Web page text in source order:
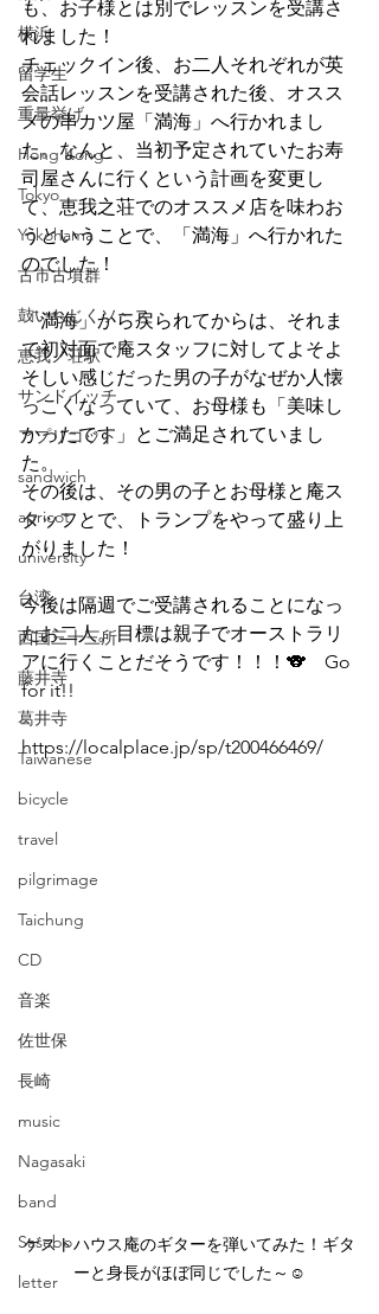
横浜
留学生
重量挙げ
Hong Kong
Tokyo
Yokohama
古市古墳群
鼓いちじくソース
恵我ノ荘駅
サンドイッチ
アプリコット
sandwich
apricot
university
台湾
西国三十三所
藤井寺
葛井寺
Taiwanese
bicycle
travel
pilgrimage
Taichung
CD
音楽
佐世保
長崎
music
Nagasaki
band
Sasebo
letter
も、お子様とは別でレッスンを受講さ
れました！
チェックイン後、お二人それぞれが英
会話レッスンを受講された後、オスス
メの串カツ屋「満海」へ行かれまし
た。なんと、当初予定されていたお寿
司屋さんに行くという計画を変更し
て、恵我之荘でのオススメ店を味わお
うということで、「満海」へ行かれた
のでした！
「満海」から戻られてからは、それま
で初対面で庵スタッフに対してよそよ
そしい感じだった男の子がなぜか人懐
っこくなっていて、お母様も「美味し
かったです」とご満足されていまし
た。
その後は、その男の子とお母様と庵ス
タッフとで、トランプをやって盛り上
がりました！
今後は隔週でご受講されることになっ
たお二人。目標は親子でオーストラリ
アに行くことだそうです！！！🐨　Go
for it!!
https://localplace.jp/sp/t200466469/
ゲストハウス庵のギターを弾いてみた！ギタ
ーと身長がほぼ同じでした～☺